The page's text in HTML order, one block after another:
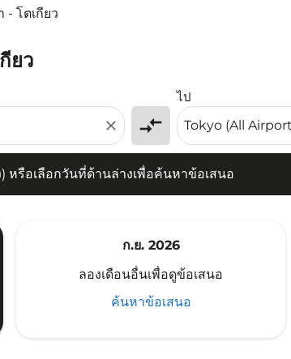
- โตเกียว
ยว
close compare_arrows
ไป
หรือเลือกวันที่ด้านล่างเพื่อค้นหาข้อเสนอ
อเลือกวันที่ด้านล่างเพื่อค้นหาข้อเสนอ
ก.ย. 2026
ลองเดือนอื่นเพื่อดูข้อเสนอ
ค้นหาข้อเสนอ